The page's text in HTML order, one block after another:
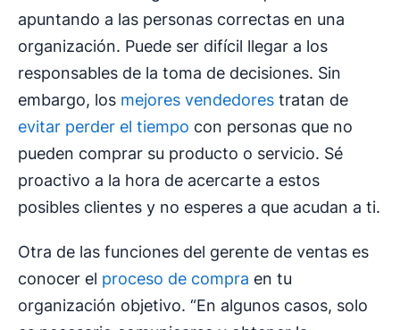
apuntando a las personas correctas en una
organización. Puede ser difícil llegar a los
responsables de la toma de decisiones. Sin
embargo, los mejores vendedores tratan de
evitar perder el tiempo con personas que no
pueden comprar su producto o servicio. Sé
proactivo a la hora de acercarte a estos
posibles clientes y no esperes a que acudan a ti.
Otra de las funciones del gerente de ventas es
conocer el proceso de compra en tu
organización objetivo. “En algunos casos, solo